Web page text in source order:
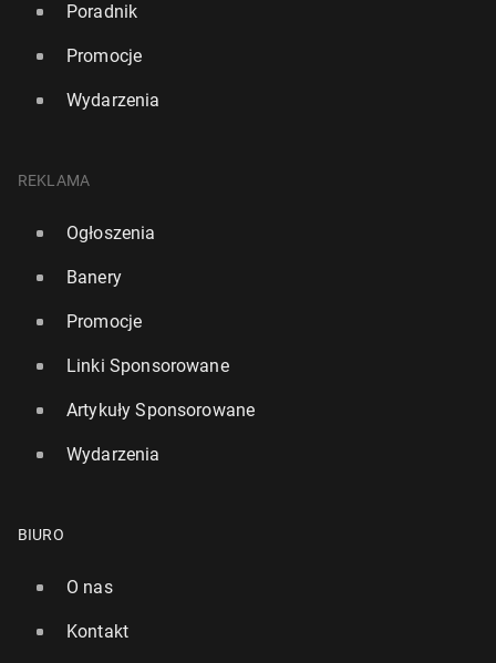
Poradnik
Promocje
Wydarzenia
REKLAMA
Ogłoszenia
Banery
Promocje
Linki Sponsorowane
Artykuły Sponsorowane
Wydarzenia
BIURO
O nas
Kontakt